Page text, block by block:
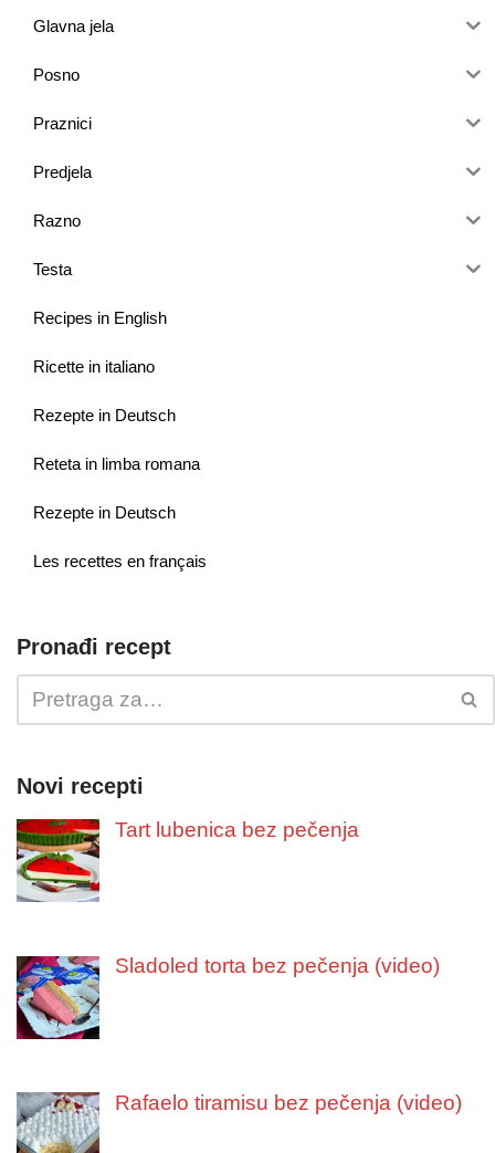
Glavna jela
Posno
Praznici
Predjela
Razno
Testa
Recipes in English
Ricette in italiano
Rezepte in Deutsch
Reteta in limba romana
Rezepte in Deutsch
Les recettes en français
Pronađi recept
Novi recepti
Tart lubenica bez pečenja
Sladoled torta bez pečenja (video)
Rafaelo tiramisu bez pečenja (video)